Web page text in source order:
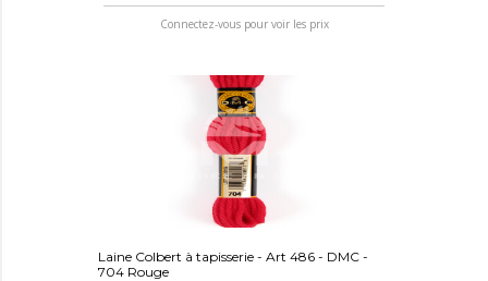
Connectez-vous pour voir les prix
Laine Colbert à tapisserie - Art 486 - DMC -
704 Rouge